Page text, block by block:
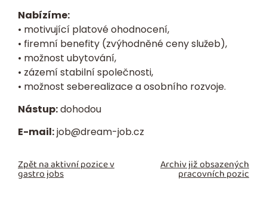
Nabízíme:
• motivující platové ohodnocení,
• firemní benefity (zvýhodněné ceny služeb),
• možnost ubytování,
• zázemí stabilní společnosti,
• možnost seberealizace a osobního rozvoje.
Nástup:dohodou
E-mail:job@dream-job.cz
Zpět na aktivní pozice v
gastro jobs
Archiv již obsazených
pracovních pozic